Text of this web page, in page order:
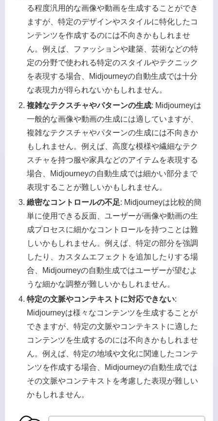
る程度汎用的な画像や動画を生成することができ
ますが、特定のデザインやスタイルに特化したコ
ンテンツを作成するのには不向きかもしれませ
ん。例えば、ファッションや建築、芸術などの特
定の分野で使われる特定のスタイルやテクニック
を表現する場合、Midjourneyの自動生成では十分
な表現力が得られないかもしれません。
複雑なテクスチャやパターンの生成: Midjourneyは
一般的な画像や動画の生成には適していますが、
複雑なテクスチャやパターンの生成には不向きか
もしれません。例えば、高度な模様や繊細なテク
スチャを持つ服や家具などのアイテムを表現する
場合、Midjourneyの自動生成では細かい部分まで
表現することが難しいかもしれません。
緻密なコントロールの不足: Midjourneyは比較的簡
単に使用できる反面、ユーザーが画像や動画の生
成プロセスに細かなコントロールを持つことは難
しいかもしれません。例えば、特定の部分を強調
したり、カスタムエフェクトを追加したりする場
合、Midjourneyの自動生成ではユーザーが望むよ
うな細かな調整が難しいかもしれません。
特定の文脈やコンテキストに対応できない:
Midjourneyは様々なコンテンツを生成することが
できますが、特定の文脈やコンテキストに適した
コンテンツを生成するのには不向きかもしれませ
ん。例えば、特定の地域や文化に関連したコンテ
ンツを作成する場合、Midjourneyの自動生成では
その文脈やコンテキストを考慮した表現が難しい
かもしれません。